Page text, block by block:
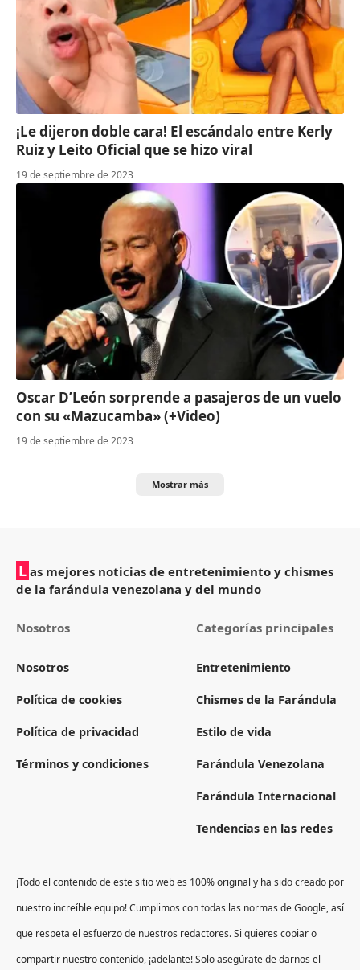
¡Le dijeron doble cara! El escándalo entre Kerly
Ruiz y Leito Oficial que se hizo viral
19 de septiembre de 2023
Oscar D’León sorprende a pasajeros de un vuelo
con su «Mazucamba» (+Video)
19 de septiembre de 2023
Mostrar más
L as mejores noticias de entretenimiento y chismes
de la farándula venezolana y del mundo
Nosotros
Nosotros
Política de cookies
Política de privacidad
Términos y condiciones
Categorías principales
Entretenimiento
Chismes de la Farándula
Estilo de vida
Farándula Venezolana
Farándula Internacional
Tendencias en las redes
¡Todo el contenido de este sitio web es 100% original y ha sido creado por
nuestro increíble equipo! Cumplimos con todas las normas de Google, así
que respeta el esfuerzo de nuestros redactores. Si quieres copiar o
compartir nuestro contenido, ¡adelante! Solo asegúrate de darnos el